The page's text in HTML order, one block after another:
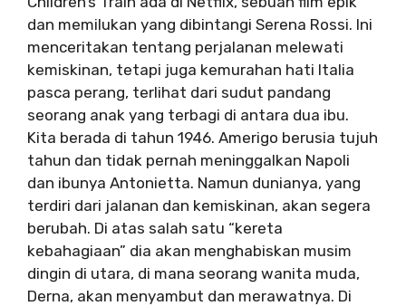
dan memilukan yang dibintangi Serena Rossi. Ini
menceritakan tentang perjalanan melewati
kemiskinan, tetapi juga kemurahan hati Italia
pasca perang, terlihat dari sudut pandang
seorang anak yang terbagi di antara dua ibu.
Kita berada di tahun 1946. Amerigo berusia tujuh
tahun dan tidak pernah meninggalkan Napoli
dan ibunya Antonietta. Namun dunianya, yang
terdiri dari jalanan dan kemiskinan, akan segera
berubah. Di atas salah satu “kereta
kebahagiaan” dia akan menghabiskan musim
dingin di utara, di mana seorang wanita muda,
Derna, akan menyambut dan merawatnya. Di